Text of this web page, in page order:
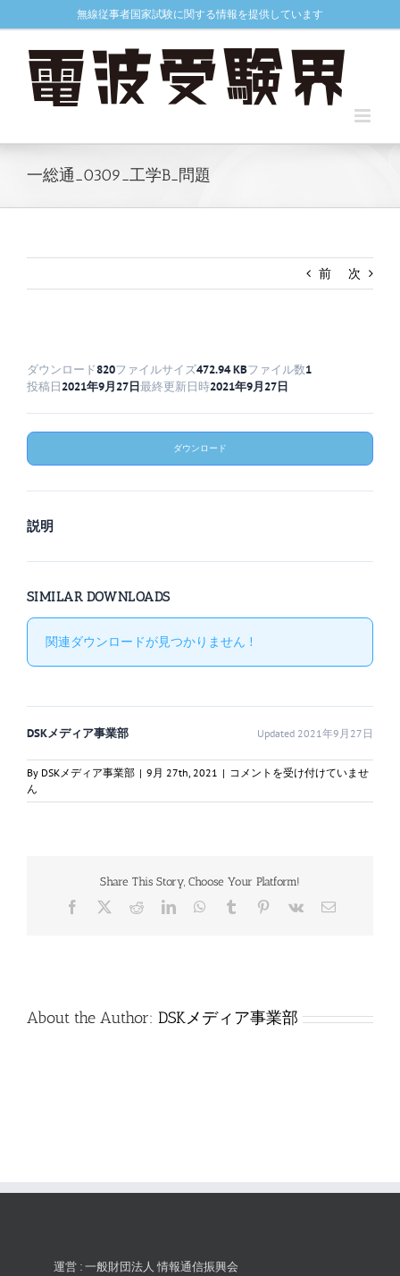
to
無線従事者国家試験に関する情報を提供しています
一総通_0309_工学B_問題
前 次
ダウンロード820ファイルサイズ472.94 KBファイル数1
投稿日2021年9月27日最終更新日時2021年9月27日
ダウンロード
説明
SIMILAR DOWNLOADS
関連ダウンロードが見つかりません !
DSKメディア事業部 Updated 2021年9月27日
By DSKメディア事業部 | 9月 27th, 2021 | 一
通
問
題
は
コメントを受け付けていませ
ん
Share This Story, Choose Your Platform!
Facebook RedditLinkedInWhatsApp
Tumblr Pinterest
Vk
電
About the Author: DSKメディア事業部
運営 : 一般財団法人 情報通信振興会